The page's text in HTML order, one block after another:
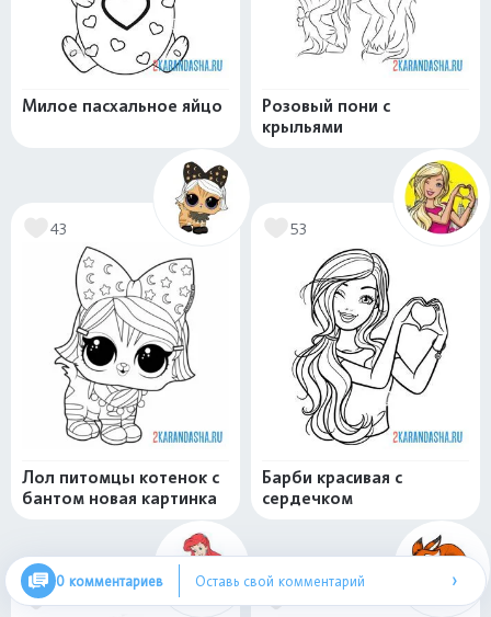
Милое пасхальное яйцо
Розовый пони с
крыльями
43
Лол питомцы котенок с
бантом новая картинка
53
Барби красивая с
сердечком
100
0 комментариев Оставь свой комментарий ›